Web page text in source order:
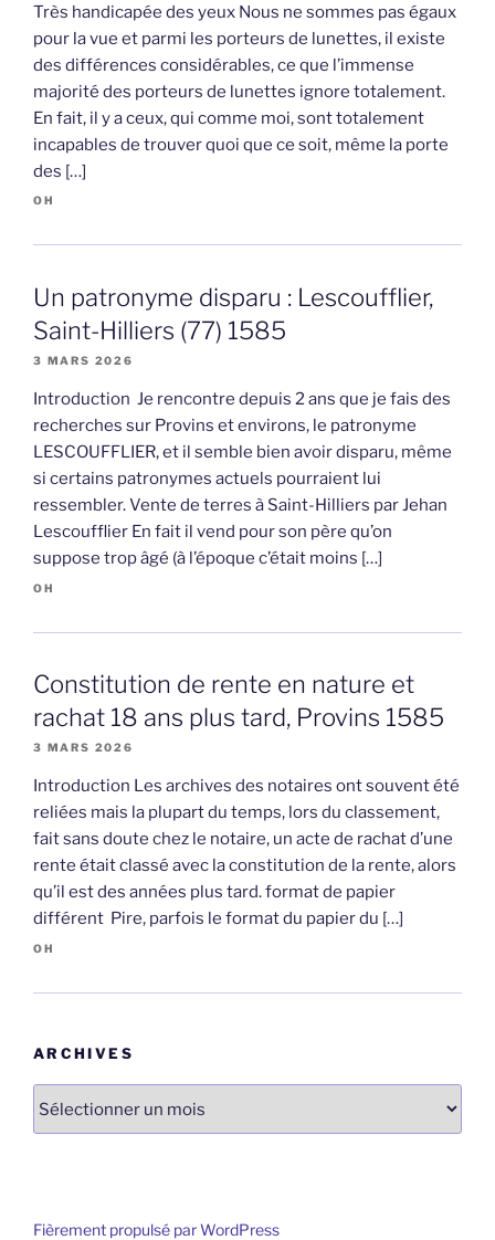
Très handicapée des yeux Nous ne sommes pas égaux
pour la vue et parmi les porteurs de lunettes, il existe
des différences considérables, ce que l’immense
majorité des porteurs de lunettes ignore totalement.
En fait, il y a ceux, qui comme moi, sont totalement
incapables de trouver quoi que ce soit, même la porte
des […]
OH
Un patronyme disparu : Lescoufflier,
Saint-Hilliers (77) 1585
3 MARS 2026
Introduction Je rencontre depuis 2 ans que je fais des
recherches sur Provins et environs, le patronyme
LESCOUFFLIER, et il semble bien avoir disparu, même
si certains patronymes actuels pourraient lui
ressembler. Vente de terres à Saint-Hilliers par Jehan
Lescoufflier En fait il vend pour son père qu’on
suppose trop âgé (à l’époque c’était moins […]
OH
Constitution de rente en nature et
rachat 18 ans plus tard, Provins 1585
3 MARS 2026
Introduction Les archives des notaires ont souvent été
reliées mais la plupart du temps, lors du classement,
fait sans doute chez le notaire, un acte de rachat d’une
rente était classé avec la constitution de la rente, alors
qu’il est des années plus tard. format de papier
différent Pire, parfois le format du papier du […]
OH
ARCHIVES
Fièrement propulsé par WordPress